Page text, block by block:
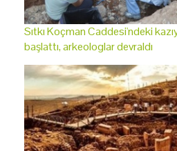
Sıtkı Koçman Caddesi'ndeki
başlattı, arkeologlar devraldı